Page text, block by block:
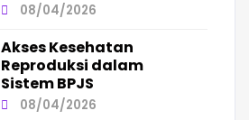
08/04/2026
Akses Kesehatan
Reproduksi dalam
Sistem BPJS
08/04/2026